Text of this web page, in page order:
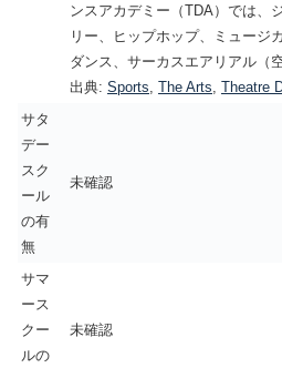
ンスアカデミー（TDA）では、
リー、ヒップホップ、ミュージ
ダンス、サーカスエアリアル（
出典: Sports The Arts Theatre
サタ
デー
スク
ール
の有
無
未確認
サマ
ース
クー
ルの
未確認